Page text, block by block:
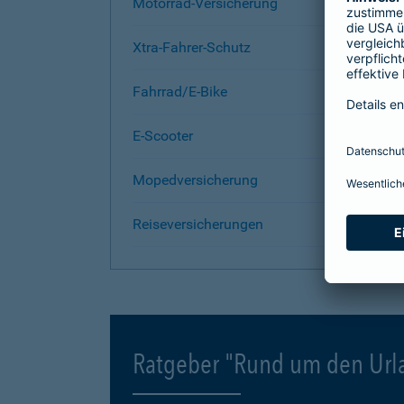
Xtra-Fahrer-Schutz
Fahrrad/E-Bike
E-Scooter
Mopedversicherung
Reiseversicherungen
Ratgeber "Rund um den